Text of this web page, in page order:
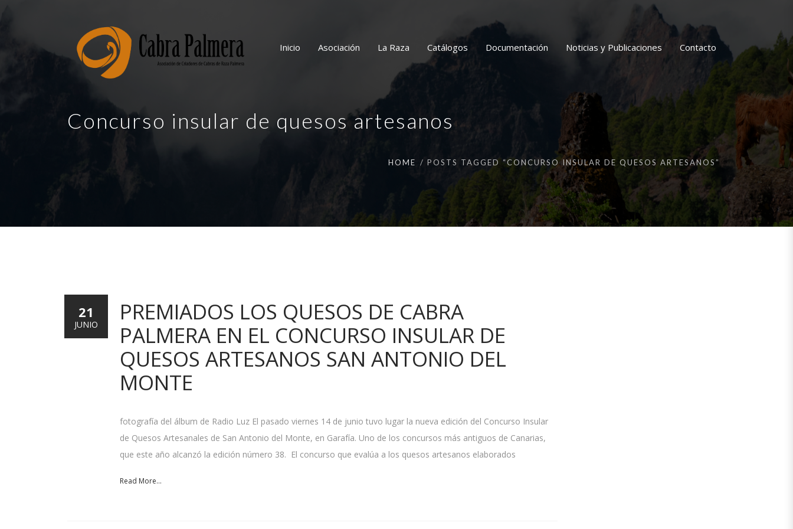
Inicio Asociación La Raza Catálogos Documentación Noticias y Publicaciones Contacto
Concurso insular de quesos artesanos
HOME POSTS TAGGED “CONCURSO INSULAR DE QUESOS ARTESANOS”
PREMIADOS LOS QUESOS DE CABRA
PALMERA EN EL CONCURSO INSULAR DE
QUESOS ARTESANOS SAN ANTONIO DEL
MONTE
fotografía del álbum de Radio Luz El pasado viernes 14 de junio tuvo lugar la nueva edición del Concurso Insular
de Quesos Artesanales de San Antonio del Monte, en Garafía. Uno de los concursos más antiguos de Canarias,
que este año alcanzó la edición número 38. El concurso que evalúa a los quesos artesanos elaborados
Read More...
21
JUNIO